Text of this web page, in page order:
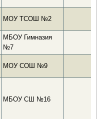
МОУ ТСОШ №2
МБОУ Гимназия
№7
МОУ СОШ №9
МБОУ СШ №16